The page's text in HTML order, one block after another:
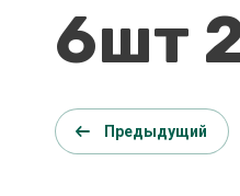
6шт
Предыдущий